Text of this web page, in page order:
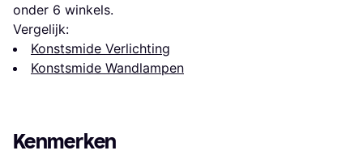
onder 6 winkels.
Vergelijk:
Konstsmide Verlichting
Konstsmide Wandlampen
Kenmerken